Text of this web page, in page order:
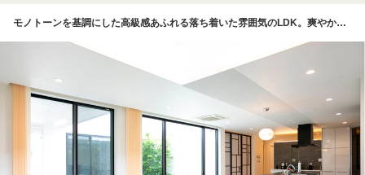
モノトーンを基調にした高級感あふれる落ち着いた雰囲気のLDK。爽やかなホワイトの壁や床に重厚なブラックの家具を合わせることにより、まるでショールームのような洗練された空間にし、照明はダウンライトを並べることによって、よりすっきりとした印象に。色味は温かみのあるものをチョイスしてゆったりとくつろげる大人のリラックススペースに仕上げた。家具や照明はデザイン性の高い、置くだけでインテリアの役割を果たしそうな物をセンス良く選んで配置。シャンパンとワイングラスが似合うワンランク上のオシャレなLDKとなった